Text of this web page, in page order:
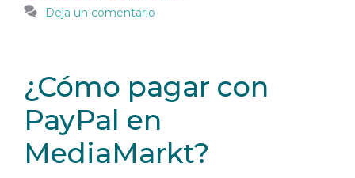
Deja un comentario
¿Cómo pagar con
PayPal en
MediaMarkt?